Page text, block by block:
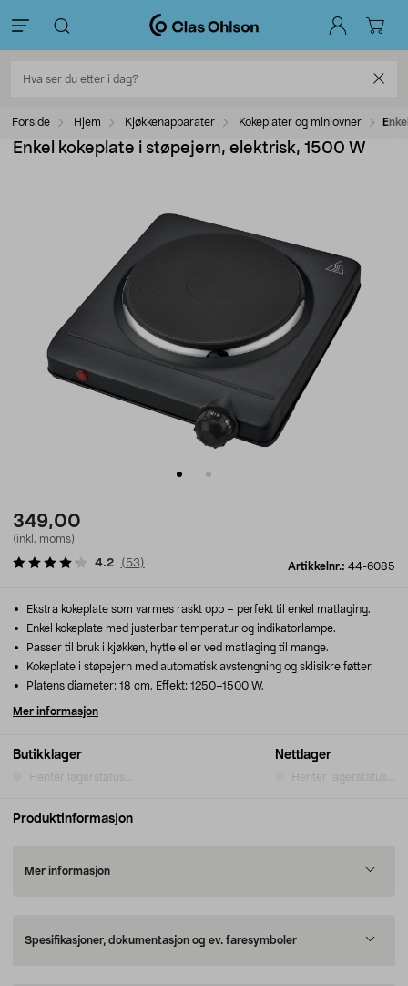
Forside Hjem Kjøkkenapparater Kokeplater og miniovner
Enkel kokeplate i støpejern, elektrisk, 1500 W
349,00
(inkl. moms)
Artikkelnr.: 44-6085
4.2 ( 53)
Butikklager
Henter lagerstatus...
Nettlager
Henter lagerstatus...
Ekstra kokeplate som varmes raskt opp – perfekt til enkel matlaging.
Enkel kokeplate med justerbar temperatur og indikatorlampe.
Passer til bruk i kjøkken, hytte eller ved matlaging til mange.
Kokeplate i støpejern med automatisk avstengning og sklisikre føtter.
Platens diameter: 18 cm. Effekt: 1250–1500 W.
Mer informasjon
Produktinformasjon
Mer informasjon
Spesifikasjoner, dokumentasjon og ev. faresymboler